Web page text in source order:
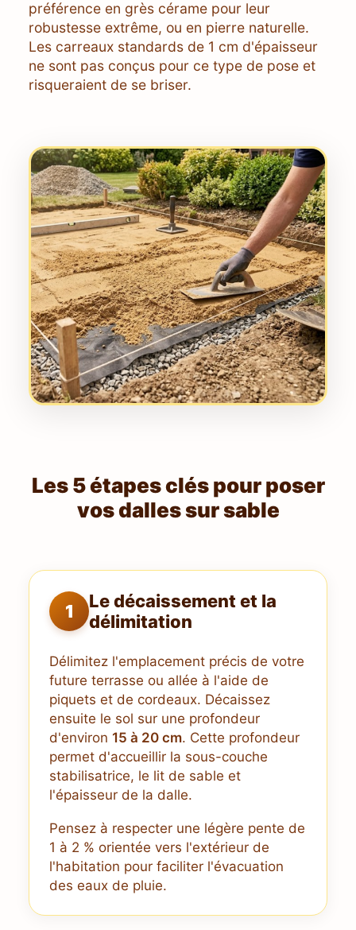
préférence en grès cérame pour leur
robustesse extrême, ou en pierre naturelle.
Les carreaux standards de 1 cm d'épaisseur
ne sont pas conçus pour ce type de pose et
risqueraient de se briser.
Les 5 étapes clés pour poser
vos dalles sur sable
1
Le décaissement et la
délimitation
Délimitez l'emplacement précis de votre
future terrasse ou allée à l'aide de
piquets et de cordeaux. Décaissez
ensuite le sol sur une profondeur
d'environ 15 à 20 cm. Cette profondeur
permet d'accueillir la sous-couche
stabilisatrice, le lit de sable et
l'épaisseur de la dalle.
Pensez à respecter une légère pente de
1 à 2 % orientée vers l'extérieur de
l'habitation pour faciliter l'évacuation
des eaux de pluie.